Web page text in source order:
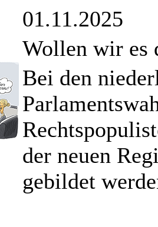
01.11.2025
Wollen wir es
Bei den
der neuen
gebildet